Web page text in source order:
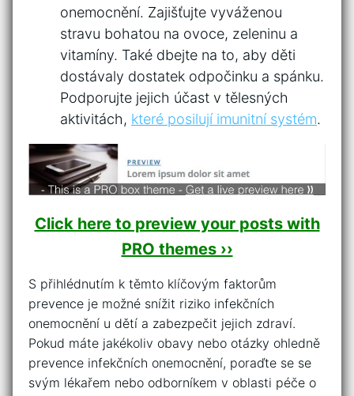
onemocnění. Zajišťujte vyváženou
‌stravu bohatou na ovoce, zeleninu a
‌vitamíny. Také dbejte na to, aby děti
dostávaly dostatek odpočinku a spánku.
⁤Podporujte ⁢jejich účast v tělesných
aktivitách, které posilují imunitní systém.
Click here to preview your posts with
PRO themes ››
S přihlédnutím ‍k těmto ⁣klíčovým faktorům⁢
prevence je‌ možné snížit riziko infekčních
onemocnění u ⁤dětí a zabezpečit jejich zdraví.
⁤Pokud máte ‌jakékoliv⁤ obavy nebo otázky ohledně
⁢prevence infekčních onemocnění, poraďte se se
svým lékařem ⁤nebo odborníkem v oblasti péče o